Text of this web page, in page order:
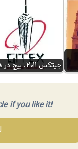
جیتکس ۲۰۱۱، پیچ در هیچ
if you like it!